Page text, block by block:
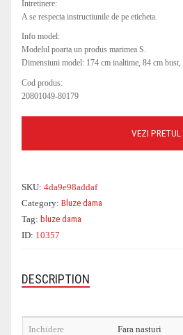
ROCHII OFFICE
BLUGI
BLUZE DAMA
GENTI DE CALATORIE
GENTI PLAJA
PARFUMURI
OCHELARI DAMA
PARFUMURI
COSTUME DE BAIE
CEASURI
Intretinere:
A se respecta instructiunile de pe eticheta.
Info model:
Modelul poarta un produs marimea S.
Dimensiuni model: 174 cm inaltime, 84 cm
Cod produs:
20801049-80179
VEZI PRETUL
SKU: 4da9e98addaf
Category: Bluze dama
Tag: bluze dama
ID: 10357
DESCRIPTION
Inchidere Fara nasturi